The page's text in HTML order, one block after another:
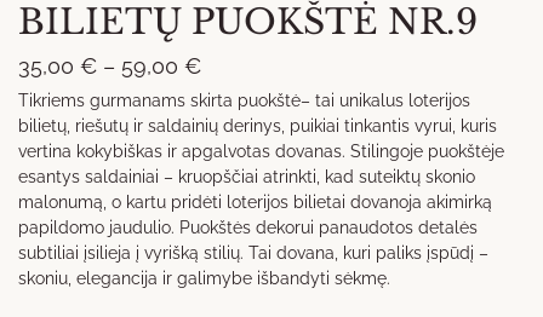
BILIETŲ PUOKŠTĖ NR.9
35,00 € – 59,00 €Price
range:
35,00 €
through
59,00 €
Tikriems gurmanams skirta puokštė– tai unikalus loterijos
bilietų, riešutų ir saldainių derinys, puikiai tinkantis vyrui, kuris
vertina kokybiškas ir apgalvotas dovanas. Stilingoje puokštėje
esantys saldainiai – kruopščiai atrinkti, kad suteiktų skonio
malonumą, o kartu pridėti loterijos bilietai dovanoja akimirką
papildomo jaudulio. Puokštės dekorui panaudotos detalės
subtiliai įsilieja į vyrišką stilių. Tai dovana, kuri paliks įspūdį –
skoniu, elegancija ir galimybe išbandyti sėkmę.